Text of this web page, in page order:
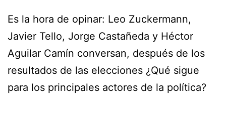
Es la hora de opinar: Leo Zuckermann,
Javier Tello, Jorge Castañeda y Héctor
Aguilar Camín conversan, después de los
resultados de las elecciones ¿Qué sigue
para los principales actores de la política?